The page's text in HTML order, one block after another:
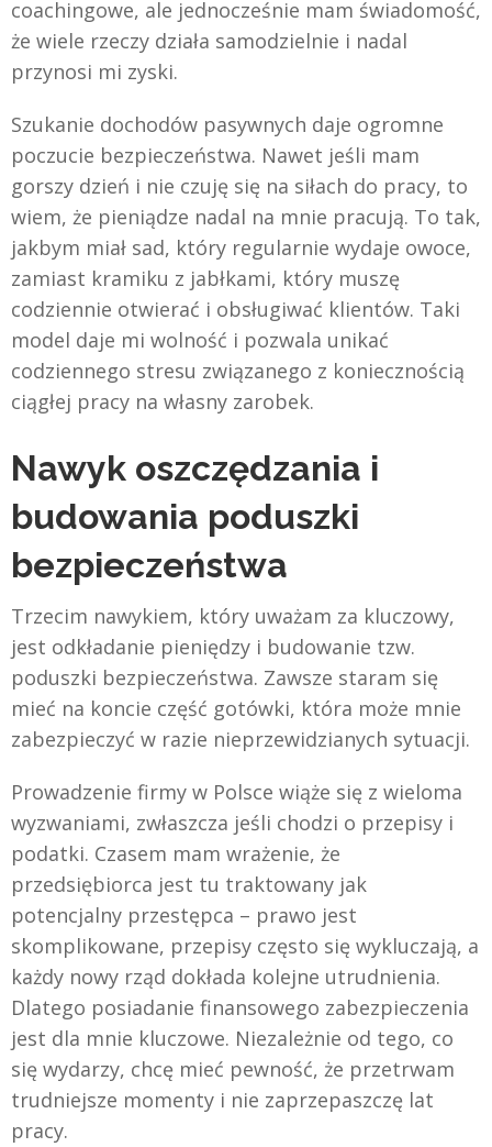
coachingowe, ale jednocześnie mam świadomość,
że wiele rzeczy działa samodzielnie i nadal
przynosi mi zyski.
Szukanie dochodów pasywnych daje ogromne
poczucie bezpieczeństwa. Nawet jeśli mam
gorszy dzień i nie czuję się na siłach do pracy, to
wiem, że pieniądze nadal na mnie pracują. To tak,
jakbym miał sad, który regularnie wydaje owoce,
zamiast kramiku z jabłkami, który muszę
codziennie otwierać i obsługiwać klientów. Taki
model daje mi wolność i pozwala unikać
codziennego stresu związanego z koniecznością
ciągłej pracy na własny zarobek.
Nawyk oszczędzania i
budowania poduszki
bezpieczeństwa
Trzecim nawykiem, który uważam za kluczowy,
jest odkładanie pieniędzy i budowanie tzw.
poduszki bezpieczeństwa. Zawsze staram się
mieć na koncie część gotówki, która może mnie
zabezpieczyć w razie nieprzewidzianych sytuacji.
Prowadzenie firmy w Polsce wiąże się z wieloma
wyzwaniami, zwłaszcza jeśli chodzi o przepisy i
podatki. Czasem mam wrażenie, że
przedsiębiorca jest tu traktowany jak
potencjalny przestępca – prawo jest
skomplikowane, przepisy często się wykluczają, a
każdy nowy rząd dokłada kolejne utrudnienia.
Dlatego posiadanie finansowego zabezpieczenia
jest dla mnie kluczowe. Niezależnie od tego, co
się wydarzy, chcę mieć pewność, że przetrwam
trudniejsze momenty i nie zaprzepaszczę lat
pracy.